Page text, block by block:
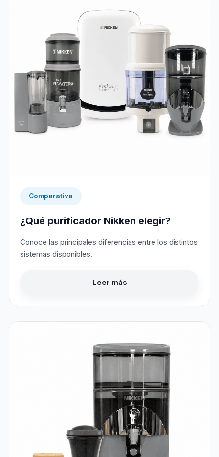
Comparativa
¿Qué purificador Nikken elegir?
Conoce las principales diferencias entre los distintos
sistemas disponibles.
Leer más